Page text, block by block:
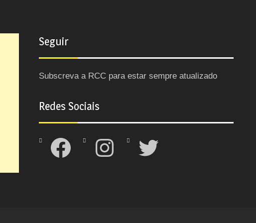
Seguir
Subscreva a RCC para estar sempre atualizado
Redes Sociais
Facebook Instagram Twitter